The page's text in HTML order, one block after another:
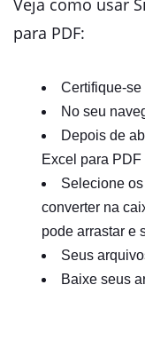
Veja como usar
para PDF:
Certifique-se
No seu
Depois de
Excel para
Selecione
converter na
pode arrastar e
Seus
Baixe seus